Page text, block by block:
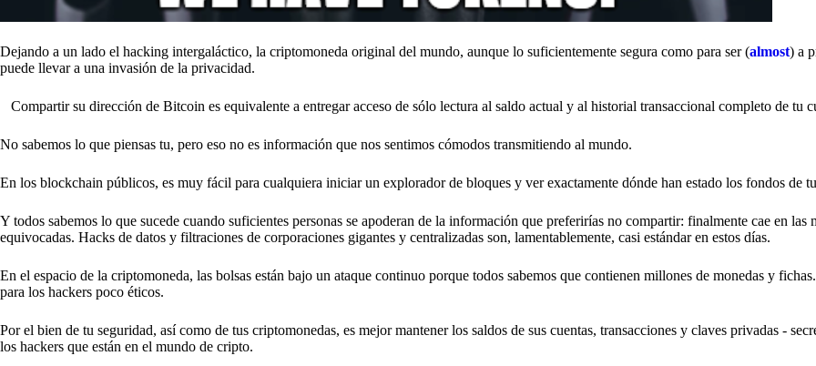
Dejando a un lado el hacking intergaláctico, la criptomoneda original del mundo, aunque lo suficientemente segura como para ser (almost) a
puede llevar a una invasión de la privacidad.
Compartir su dirección de Bitcoin es equivalente a entregar acceso de sólo lectura al saldo actual y al historial transaccional completo de tu
No sabemos lo que piensas tu, pero eso no es información que nos sentimos cómodos transmitiendo al mundo.
En los blockchain públicos, es muy fácil para cualquiera iniciar un explorador de bloques y ver exactamente dónde han estado los fondos de
Y todos sabemos lo que sucede cuando suficientes personas se apoderan de la información que preferirías no compartir: finalmente cae en las
equivocadas. Hacks de datos y filtraciones de corporaciones gigantes y centralizadas son, lamentablemente, casi estándar en estos días.
En el espacio de la criptomoneda, las bolsas están bajo un ataque continuo porque todos sabemos que contienen millones de monedas y
para los hackers poco éticos.
Por el bien de tu seguridad, así como de tus criptomonedas, es mejor mantener los saldos de sus cuentas, transacciones y claves privadas -
los hackers que están en el mundo de cripto.